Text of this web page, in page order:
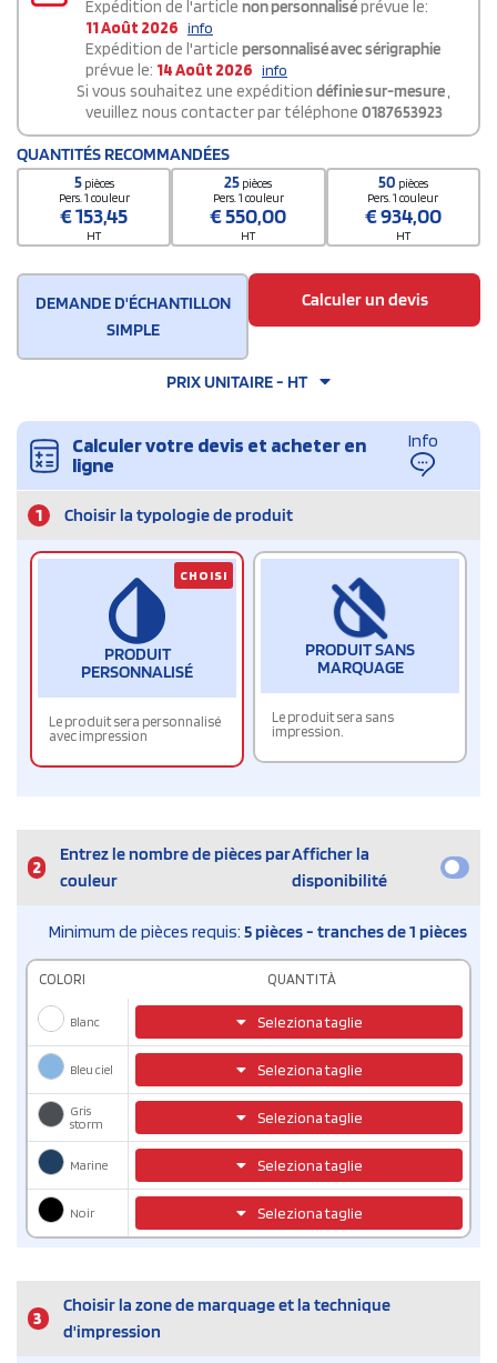
Expédition de l'article non personnaliséprévue le:
11 Août 2026 info
Expédition de l'article personnalisé avec sérigraphie
prévue le: 14 Août 2026 info
Si vous souhaitez une expédition définie sur-mesure,
veuillez nous contacter par téléphone 0187653923
QUANTITÉS RECOMMANDÉES
5 pièces
Pers. 1 couleur
€153,45
HT
25 pièces
Pers. 1 couleur
€550,00
HT
50 pièces
Pers. 1 couleur
€934,00
HT
DEMANDE D'ÉCHANTILLON
SIMPLE
Calculer un devis
PRIX UNITAIRE - HT
Calculer votre devis et acheter en
ligne
Info
1 Choisir la typologie de produit
PRODUIT
PERSONNALISÉ
Le produit sera personnalisé
avec impression
CHOISI
PRODUIT SANS
MARQUAGE
Le produit sera sans
impression.
2
Entrez le nombre de pièces par
couleur
Afficher la
disponibilité
Minimum de pièces requis: 5 pièces - tranches de 1 pièces
COLORI QUANTITÀ
Blanc Seleziona taglie
Bleu ciel Seleziona taglie
Gris
storm
Seleziona taglie
Marine Seleziona taglie
Noir Seleziona taglie
3
Choisir la zone de marquage et la technique
d'impression